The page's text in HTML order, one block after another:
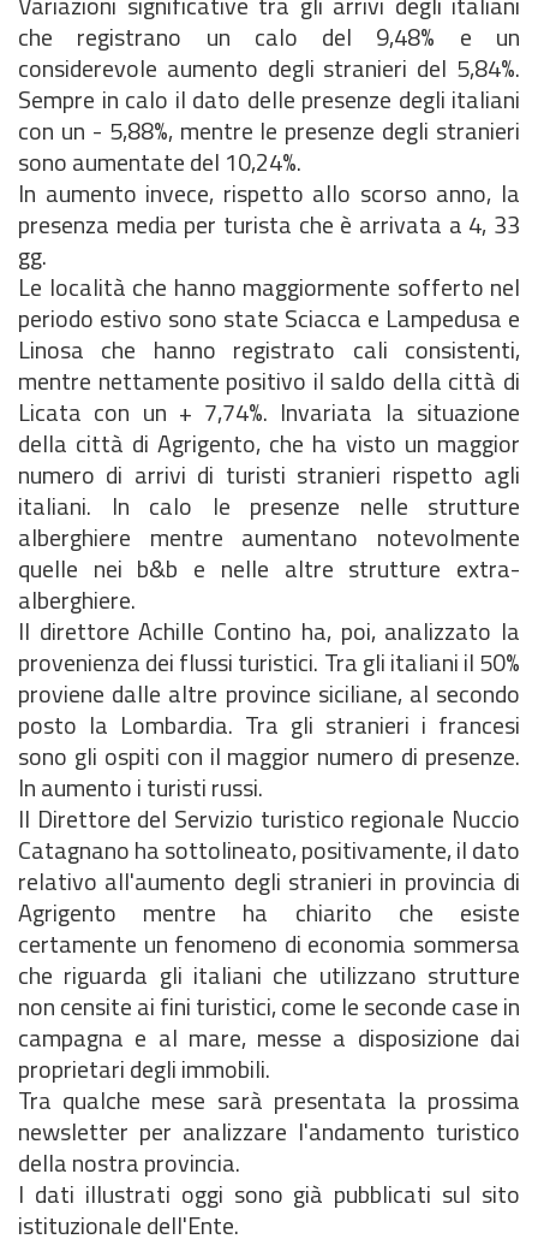
che registrano un calo del 9,48% e un
considerevole aumento degli stranieri del 5,84%.
Sempre in calo il dato delle presenze degli italiani
con un - 5,88%, mentre le presenze degli stranieri
sono aumentate del 10,24%.
In aumento invece, rispetto allo scorso anno, la
presenza media per turista che è arrivata a 4, 33
gg.
Le località che hanno maggiormente sofferto nel
periodo estivo sono state Sciacca e Lampedusa e
Linosa che hanno registrato cali consistenti,
mentre nettamente positivo il saldo della città di
Licata con un + 7,74%. Invariata la situazione
della città di Agrigento, che ha visto un maggior
numero di arrivi di turisti stranieri rispetto agli
italiani. In calo le presenze nelle strutture
alberghiere mentre aumentano notevolmente
quelle nei b&b e nelle altre strutture extra-
alberghiere.
Il direttore Achille Contino ha, poi, analizzato la
provenienza dei flussi turistici. Tra gli italiani il 50%
proviene dalle altre province siciliane, al secondo
posto la Lombardia. Tra gli stranieri i francesi
sono gli ospiti con il maggior numero di presenze.
In aumento i turisti russi.
Il Direttore del Servizio turistico regionale Nuccio
Catagnano ha sottolineato, positivamente, il dato
relativo all'aumento degli stranieri in provincia di
Agrigento mentre ha chiarito che esiste
certamente un fenomeno di economia sommersa
che riguarda gli italiani che utilizzano strutture
non censite ai fini turistici, come le seconde case in
campagna e al mare, messe a disposizione dai
proprietari degli immobili.
Tra qualche mese sarà presentata la prossima
newsletter per analizzare l'andamento turistico
della nostra provincia.
I dati illustrati oggi sono già pubblicati sul sito
istituzionale dell'Ente.